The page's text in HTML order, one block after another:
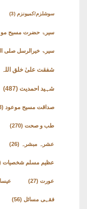
سوشلزم/کمیونزم (3)
سیرۃ حضرت مسیح
سیرۃ خیرالرسل صلی
شفقت علیٰ خلق اللہ
شہید احمدیت (487)
صداقت مسیح موعود (183)
طب و صحت (270)
عشرہ مبشرہ (26)
عظیم مسلم شخصیات
عورت (27)
فقہی مسائل (56)